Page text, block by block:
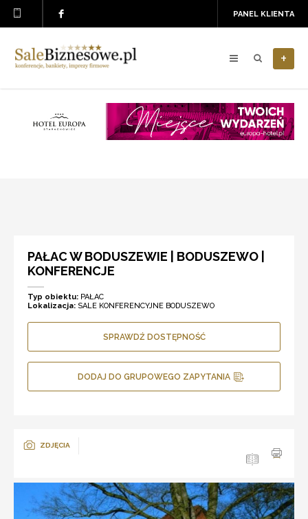
PANEL KLIENTA
+
PAŁAC W BODUSZEWIE | BODUSZEWO |
KONFERENCJE
Typ obiektu: PAŁAC
Lokalizacja: SALE KONFERENCYJNE BODUSZEWO
SPRAWDŹ DOSTĘPNOŚĆ
DODAJ DO GRUPOWEGO ZAPYTANIA
ZDJĘCIA